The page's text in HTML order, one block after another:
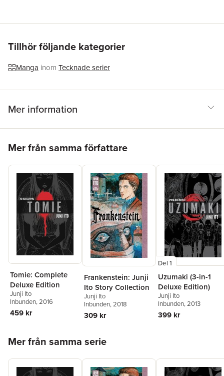
ISBN
9781974715473
Tillhör följande kategorier
Manga inom Tecknade serier
Mer information
Mer från samma författare
Tomie: Complete
Deluxe Edition
Junji Ito
Inbunden, 2016
459 kr
Frankenstein: Junji
Ito Story Collection
Junji Ito
Inbunden, 2018
309 kr
Del 1
Uzumaki (3-in-1
Deluxe Edition)
Junji Ito
Inbunden, 2013
399 kr
Mer från samma serie